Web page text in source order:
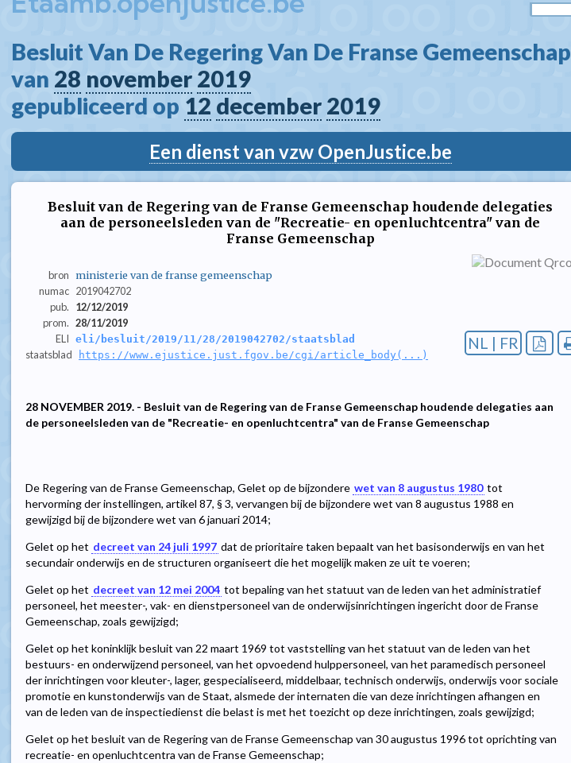
Besluit Van De Regering Van De Franse Gemeenschap
van 28 november 2019
gepubliceerd op 12 december 2019
Een dienst van vzw OpenJustice.be
Besluit van de Regering van de Franse Gemeenschap houdende delegaties
aan de personeelsleden van de "Recreatie- en openluchtcentra" van de
Franse Gemeenschap
bron ministerie van de franse gemeenschap
numac 2019042702
pub.
12/12/2019
prom. 28/11/2019
ELI eli/besluit/2019/11/28/2019042702/staatsblad
staatsblad https://www.ejustice.just.fgov.be/cgi/article_body(...)
NL | FR
28 NOVEMBER 2019. - Besluit van de Regering van de Franse Gemeenschap houdende delegaties aan
de personeelsleden van de "Recreatie- en openluchtcentra" van de Franse Gemeenschap
De Regering van de Franse Gemeenschap, Gelet op de bijzondere wet van 8 augustus 1980 tot
hervorming der instellingen, artikel 87, § 3, vervangen bij de bijzondere wet van 8 augustus 1988 en
gewijzigd bij de bijzondere wet van 6 januari 2014;
Gelet op het decreet van 24 juli 1997 dat de prioritaire taken bepaalt van het basisonderwijs en van het
secundair onderwijs en de structuren organiseert die het mogelijk maken ze uit te voeren;
Gelet op het decreet van 12 mei 2004 tot bepaling van het statuut van de leden van het administratief
personeel, het meester-, vak- en dienstpersoneel van de onderwijsinrichtingen ingericht door de Franse
Gemeenschap, zoals gewijzigd;
Gelet op het koninklijk besluit van 22 maart 1969 tot vaststelling van het statuut van de leden van het
bestuurs- en onderwijzend personeel, van het opvoedend hulppersoneel, van het paramedisch personeel
der inrichtingen voor kleuter-, lager, gespecialiseerd, middelbaar, technisch onderwijs, onderwijs voor sociale
promotie en kunstonderwijs van de Staat, alsmede der internaten die van deze inrichtingen afhangen en
van de leden van de inspectiedienst die belast is met het toezicht op deze inrichtingen, zoals gewijzigd;
Gelet op het besluit van de Regering van de Franse Gemeenschap van 30 augustus 1996 tot oprichting van
recreatie- en openluchtcentra van de Franse Gemeenschap;